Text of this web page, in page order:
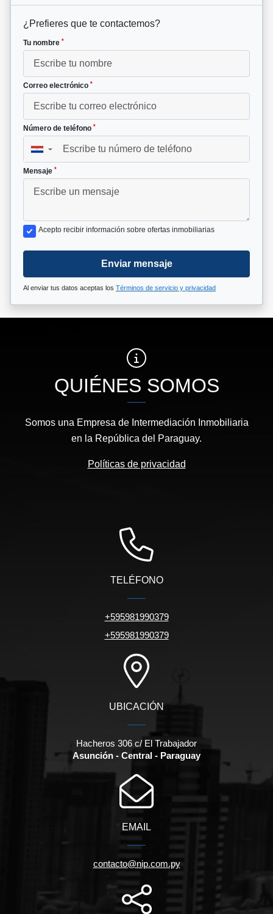
¿Prefieres que te contactemos?
Tu nombre *
Correo electrónico *
Número de teléfono *
▼
Mensaje *
Acepto recibir información sobre ofertas inmobiliarias
Enviar mensaje
Al enviar tus datos aceptas los Términos de servicio y privacidad
QUIÉNES SOMOS
Somos una Empresa de Intermediación Inmobiliaria
en la República del Paraguay.
Políticas de privacidad
TELÉFONO
+595981990379
+595981990379
UBICACIÓN
Hacheros 306 c/ El Trabajador
Asunción - Central - Paraguay
EMAIL
contacto@nip.com.py